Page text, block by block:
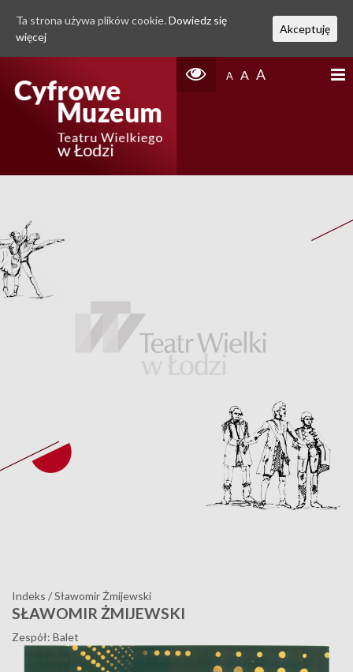
A A A
Indeks /Sławomir Żmijewski
SŁAWOMIR ŻMIJEWSKI
Zespół: Balet
Ta strona używa plików cookie. Dowiedz się
więcej
Akceptuję